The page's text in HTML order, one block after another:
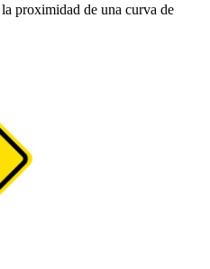
proximidad de una curva de